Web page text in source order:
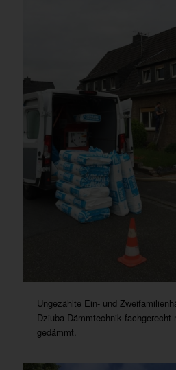
Ungezählte Ein- und
Dziuba-Dämmtechnik
gedämmt.